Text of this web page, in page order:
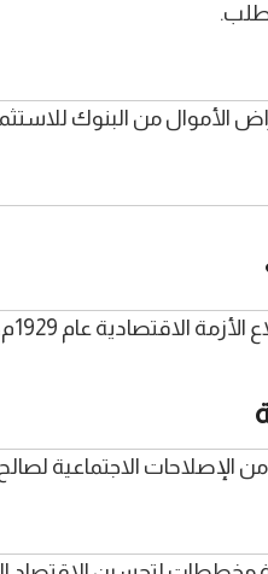
الأموال من البنوك